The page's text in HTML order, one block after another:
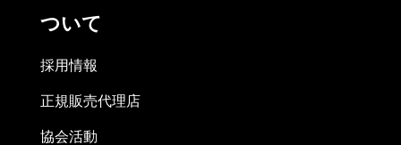
ついて
採用情報
正規販売代理店
協会活動